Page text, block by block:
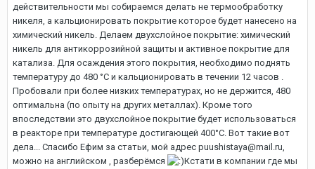
действительности мы собираемся делать не термообработку
никеля, а кальционировать покрытие которое будет нанесено на
химический никель. Делаем двухслойное покрытие: химический
никель для антикоррозийной защиты и активное покрытие для
катализа. Для осаждения этого покрытия, необходимо поднять
температуру до 480 °C и кальционировать в течении 12 часов .
Пробовали при более низких температурах, но не держится, 480
оптимальна (по опыту на других металлах). Кроме того
впоследствии это двухслойное покрытие будет использоваться
в реакторе при температуре достигающей 400°C. Вот такие вот
дела... Спасибо Ефим за статьи, мой адрес puushistaya@mail.ru,
можно на английском , разберёмся
Кстати в компании где мы